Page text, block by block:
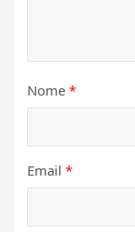
Nome *
Email *